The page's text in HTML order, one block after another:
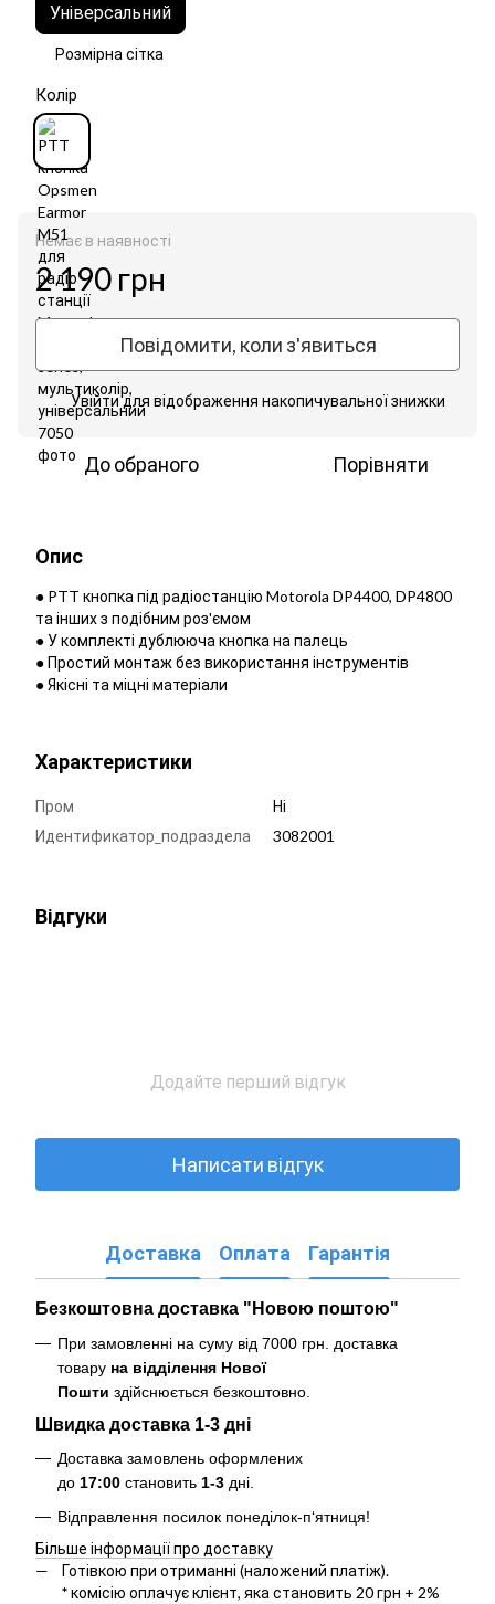
Універсальний
Розмірна сітка
Колір
Немає в наявності
2 190 грн
Повідомити, коли з'явиться
% Увійтидля відображення накопичувальної знижки
До обраного Порівняти
Опис
● PTT кнопка під радіостанцію Motorola DP4400, DP4800
та інших з подібним роз'ємом
● У комплекті дублююча кнопка на палець
● Простий монтаж без використання інструментів
● Якісні та міцні матеріали
Характеристики
Пром
Ні
Идентификатор_подраздела
3082001
Відгуки
Додайте перший відгук
Написати відгук
Доставка Оплата Гарантія
Безкоштовна доставка "Новою поштою"
При замовленні на суму від 7000 грн. доставка
товару на відділення Нової
Пошти здійснюється безкоштовно
Швидка доставка 1-3 дні
Доставка замовлень оформлених
до 17:00 становить 1-3 дні.
Відправлення посилок понеділок-п‘ятниця!
Більше інформації про доставку
Готівкою при отриманні (наложений платіж).
*комісію оплачує клієнт, яка становить 20 грн + 2%